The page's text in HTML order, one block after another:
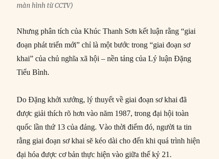
màn hình từ CCTV)
Nhưng phân tích của Khúc Thanh Sơn kết luận rằng “giai
đoạn phát triển mới” chỉ là một bước trong “giai đoạn sơ
khai” của chủ nghĩa xã hội – nền tảng của Lý luận Đặng
Tiểu Bình.
Do Đặng khởi xướng, lý thuyết về giai đoạn sơ khai đã
được giải thích rõ hơn vào năm 1987, trong đại hội toàn
quốc lần thứ 13 của đảng. Vào thời điểm đó, người ta tin
rằng giai đoạn sơ khai sẽ kéo dài cho đến khi quá trình hiện
đại hóa được cơ bản thực hiện vào giữa thế kỷ 21.